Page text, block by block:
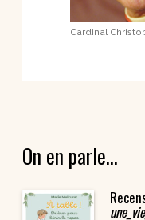
Cardinal
On en parle…